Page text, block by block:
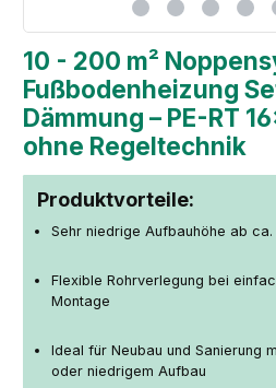
10 - 200 m²
Fußbodenheizung
Dämmung – PE-RT
ohne Regeltechnik
Produktvorteile:
Sehr niedrige Aufbauhöhe ab ca.
Flexible Rohrverlegung bei
Montage
Ideal für Neubau und Sanierung
oder niedrigem Aufbau